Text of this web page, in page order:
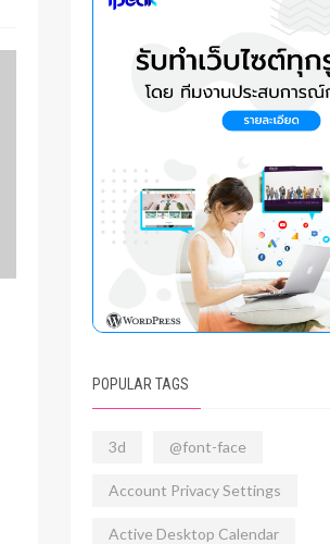
POPULAR TAGS
3d @font-face
Account Privacy Settings
Active Desktop Calendar